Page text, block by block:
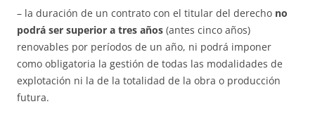
– la duración de un contrato con el titular del derecho no
podrá ser superior a tres años (antes cinco años)
renovables por períodos de un año, ni podrá imponer
como obligatoria la gestión de todas las modalidades de
explotación ni la de la totalidad de la obra o producción
futura.